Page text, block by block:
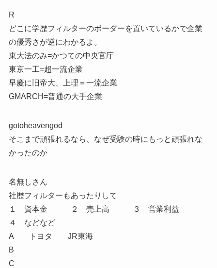
R
どこに学歴フィルターのボーダーを置いているかで企業
の優秀さが逆にわかるよ。
東大法のみ=かつての中央官庁
東京一工=超一流企業
早慶に旧帝大、上理＝一流企業
GMARCH=普通の大手企業
gotoheavengod
そこまで頑張れるなら、なぜ受験の時にもっと頑張れな
かったのか
名無しさん
社歴フィルターもあったりして
１ 資本金 ２ 売上高 ３ 営業利益
４ などなど
A トヨタ JR東海
B
C